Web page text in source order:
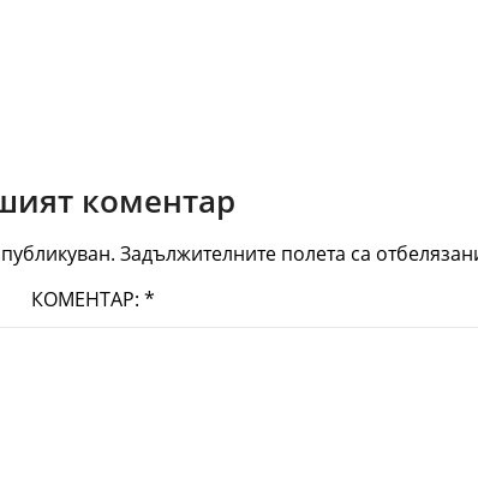
коментар
Задължителните полета са
КОМЕНТАР: *